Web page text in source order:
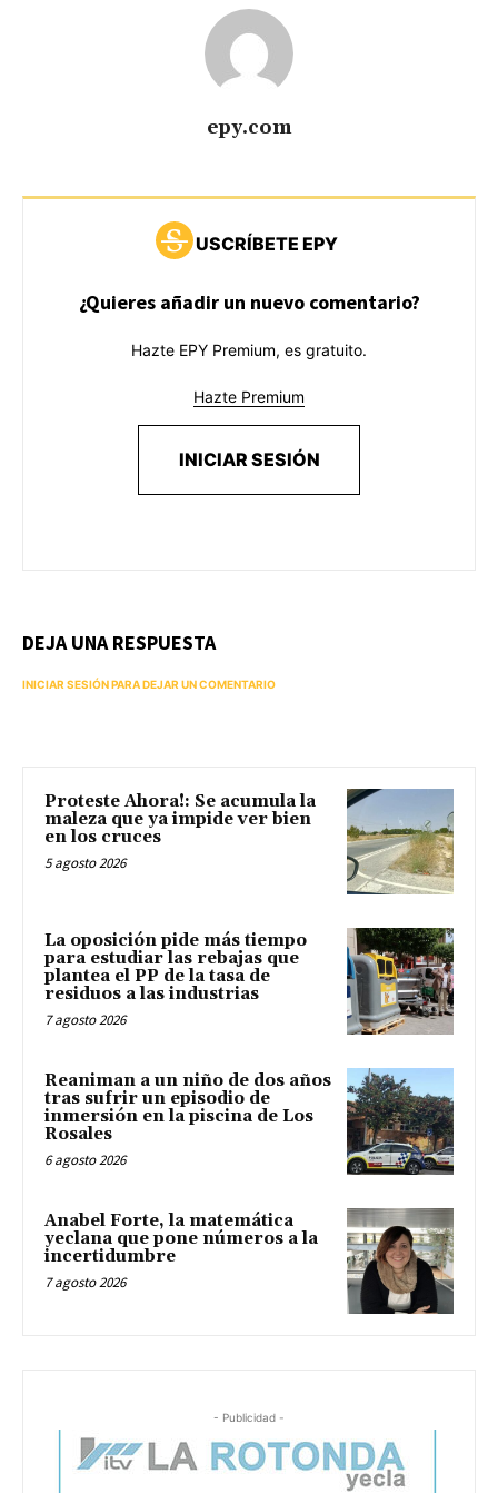
epy.com
USCRÍBETE EPY
¿Quieres añadir un nuevo comentario?
Hazte EPY Premium, es gratuito.
Hazte Premium
INICIAR SESIÓN
DEJA UNA RESPUESTA
INICIAR SESIÓN PARA DEJAR UN COMENTARIO
Proteste Ahora!: Se acumula la
maleza que ya impide ver bien
en los cruces
5 agosto 2026
La oposición pide más tiempo
para estudiar las rebajas que
plantea el PP de la tasa de
residuos a las industrias
7 agosto 2026
Reaniman a un niño de dos años
tras sufrir un episodio de
inmersión en la piscina de Los
Rosales
6 agosto 2026
Anabel Forte, la matemática
yeclana que pone números a la
incertidumbre
7 agosto 2026
- Publicidad -